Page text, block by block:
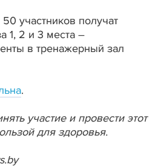
участников получат
1, 2 и 3 места –
в тренажерный зал
.
участие и провести этот
для здоровья.